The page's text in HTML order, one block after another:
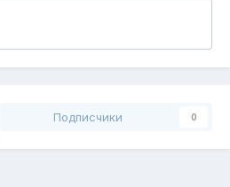
Подписчики 0